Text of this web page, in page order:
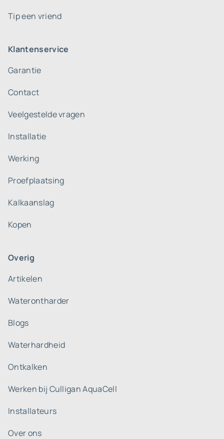
Tip een vriend
Klantenservice
Garantie
Contact
Veelgestelde vragen
Installatie
Werking
Proefplaatsing
Kalkaanslag
Kopen
Overig
Artikelen
Waterontharder
Blogs
Waterhardheid
Ontkalken
Werken bij Culligan AquaCell
Installateurs
Over ons